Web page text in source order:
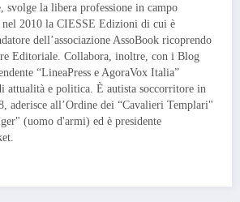
svolge la libera professione in campo
nel 2010 la CIESSE Edizioni di cui è
dell’associazione AssoBook ricoprendo
Editoriale. Collabora, inoltre, con i Blog
“LineaPress e AgoraVox Italia”
attualità e politica. È autista soccorritore in
aderisce all’Ordine dei “Cavalieri Templari"
(uomo d'armi) ed è presidente